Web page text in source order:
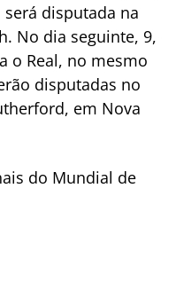
será disputada na
No dia seguinte, 9,
o Real, no mesmo
disputadas no
em Nova
do Mundial de